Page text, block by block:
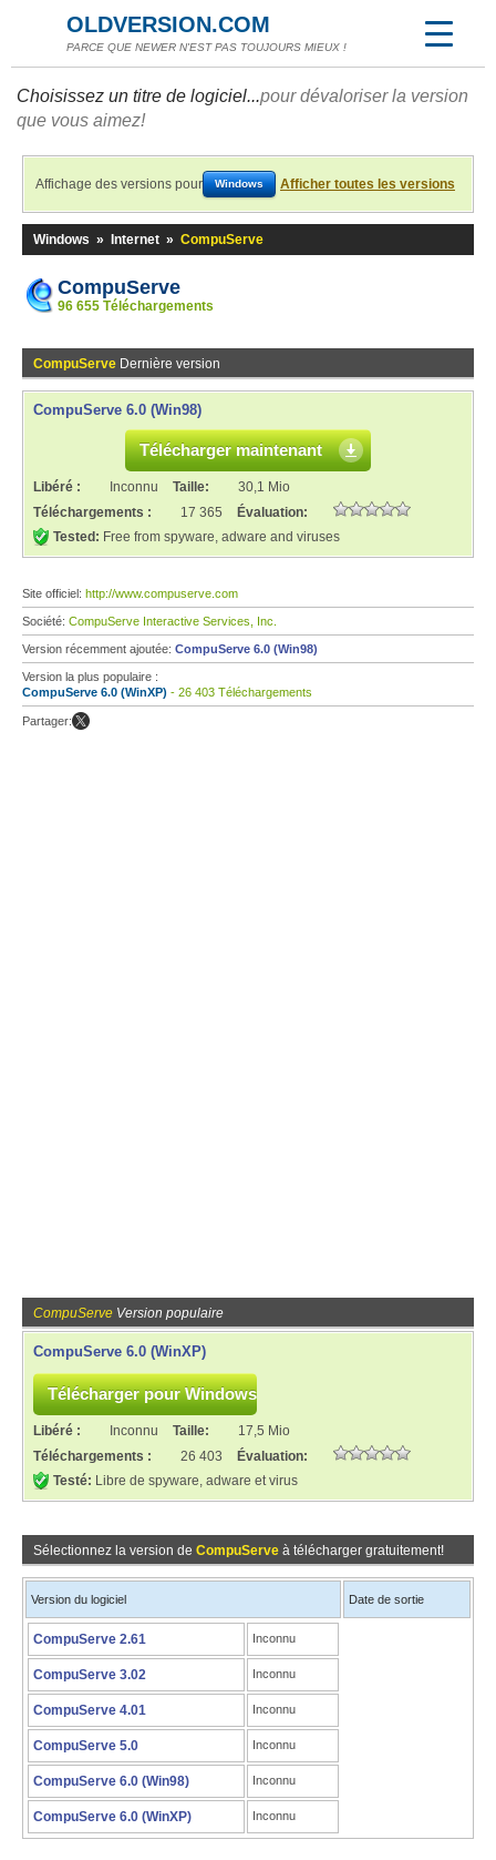
OLDVERSION.COM
PARCE QUE NEWER N'EST PAS TOUJOURS MIEUX !
Choisissez un titre de logiciel...pour dévaloriser la version
que vous aimez!
Affichage des versions pour Windows Afficher toutes les versions
Windows » Internet » CompuServe
CompuServe
96 655 Téléchargements
CompuServe Dernière version
CompuServe 6.0 (Win98)
Télécharger maintenant
Libéré : Inconnu Taille:
30,1 Mio
Téléchargements :
17 365
Évaluation:
Tested: Free from spyware, adware and viruses
Site officiel: http://www.compuserve.com
Société: CompuServe Interactive Services, Inc.
Version récemment ajoutée: CompuServe 6.0 (Win98)
Version la plus populaire :
CompuServe 6.0 (WinXP) - 26 403 Téléchargements
Partager:
CompuServe Version populaire
CompuServe 6.0 (WinXP)
Libéré : Inconnu Taille:
17,5 Mio
Téléchargements :
26 403
Évaluation:
Testé: Libre de spyware, adware et virus
Sélectionnez la version de CompuServe à télécharger gratuitement!
Version du logiciel Date de sortie
CompuServe 2.61 Inconnu
CompuServe 3.02 Inconnu
CompuServe 4.01 Inconnu
CompuServe 5.0 Inconnu
CompuServe 6.0 (Win98) Inconnu
CompuServe 6.0 (WinXP) Inconnu